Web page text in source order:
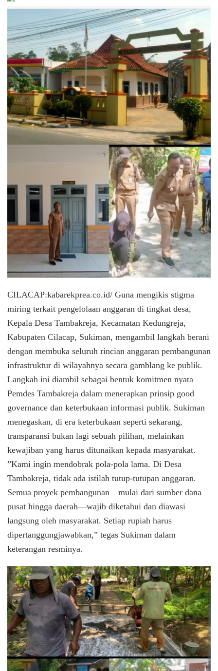
Tambakreja
Cilacap
Beberkan
Transparansi.
Anggaran
Infrastruktur
Mulai
dari
Dana
Desa
hingga
APBD.
CILACAP:kabarekprea.co.id/ Guna mengikis stigma
miring terkait pengelolaan anggaran di tingkat desa,
Kepala Desa Tambakreja, Kecamatan Kedungreja,
Kabupaten Cilacap, Sukiman, mengambil langkah berani
dengan membuka seluruh rincian anggaran pembangunan
infrastruktur di wilayahnya secara gamblang ke publik.
​Langkah ini diambil sebagai bentuk komitmen nyata
Pemdes Tambakreja dalam menerapkan prinsip good
governance dan keterbukaan informasi publik. Sukiman
menegaskan, di era keterbukaan seperti sekarang,
transparansi bukan lagi sebuah pilihan, melainkan
kewajiban yang harus ditunaikan kepada masyarakat.
​”Kami ingin mendobrak pola-pola lama. Di Desa
Tambakreja, tidak ada istilah tutup-tutupan anggaran.
Semua proyek pembangunan—mulai dari sumber dana
pusat hingga daerah—wajib diketahui dan diawasi
langsung oleh masyarakat. Setiap rupiah harus
dipertanggungjawabkan,” tegas Sukiman dalam
keterangan resminya.